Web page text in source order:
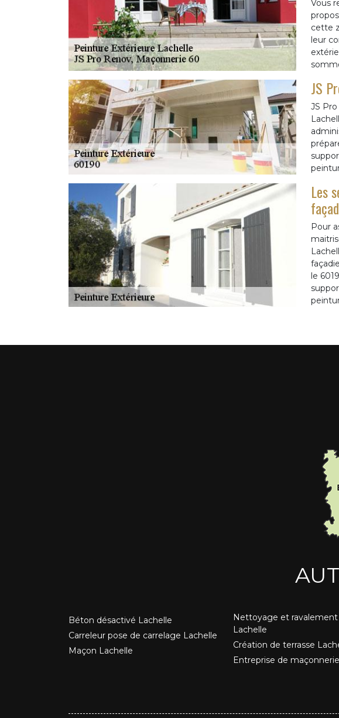
Vous
cette
leur
JS
JS
Les
Pour
le
Béton désactivé Lachelle
Carreleur pose de carrelage Lachelle
Maçon Lachelle
Nettoyage et ravalement
Lachelle
Création de terrasse
Entreprise de